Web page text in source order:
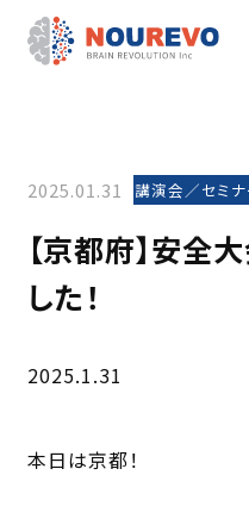
2025.01.31 講演会／セミナ
【京都府】安全
した！
2025.1.31
本日は京都！